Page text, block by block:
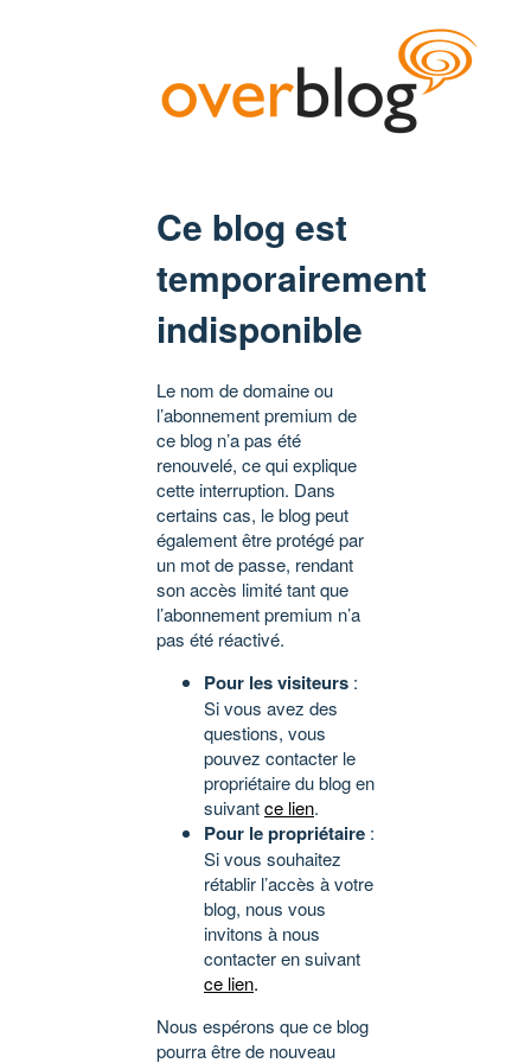
Ce blog est
temporairement
indisponible
Le nom de domaine ou
l’abonnement premium de
ce blog n’a pas été
renouvelé, ce qui explique
cette interruption. Dans
certains cas, le blog peut
également être protégé par
un mot de passe, rendant
son accès limité tant que
l’abonnement premium n’a
pas été réactivé.
Pour les visiteurs :
Si vous avez des
questions, vous
pouvez contacter le
propriétaire du blog en
suivantce lien.
Pour le propriétaire :
Si vous souhaitez
rétablir l’accès à votre
blog, nous vous
invitons à nous
contacter en suivant
ce lien.
Nous espérons que ce blog
pourra être de nouveau